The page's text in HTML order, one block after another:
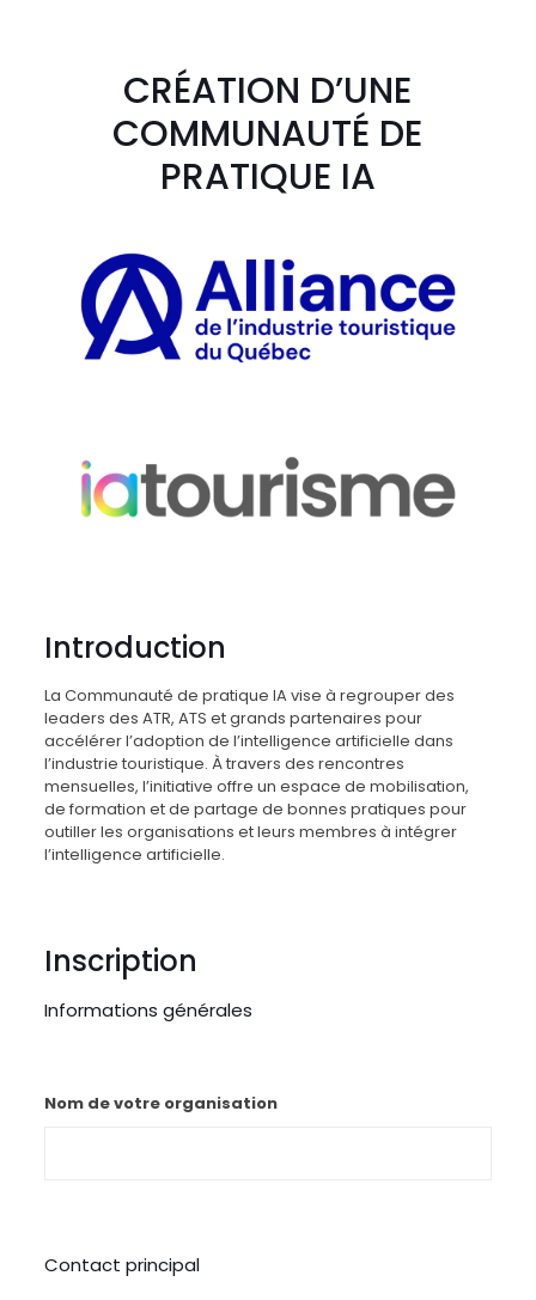
CRÉATION D’UNE
COMMUNAUTÉ DE
PRATIQUE IA
Introduction
La Communauté de pratique IA vise à regrouper des
leaders des ATR, ATS et grands partenaires pour
accélérer l’adoption de l’intelligence artificielle dans
l’industrie touristique. À travers des rencontres
mensuelles, l’initiative offre un espace de mobilisation,
de formation et de partage de bonnes pratiques pour
outiller les organisations et leurs membres à intégrer
l’intelligence artificielle.
Inscription
Informations générales
Nom de votre organisation
Contact principal